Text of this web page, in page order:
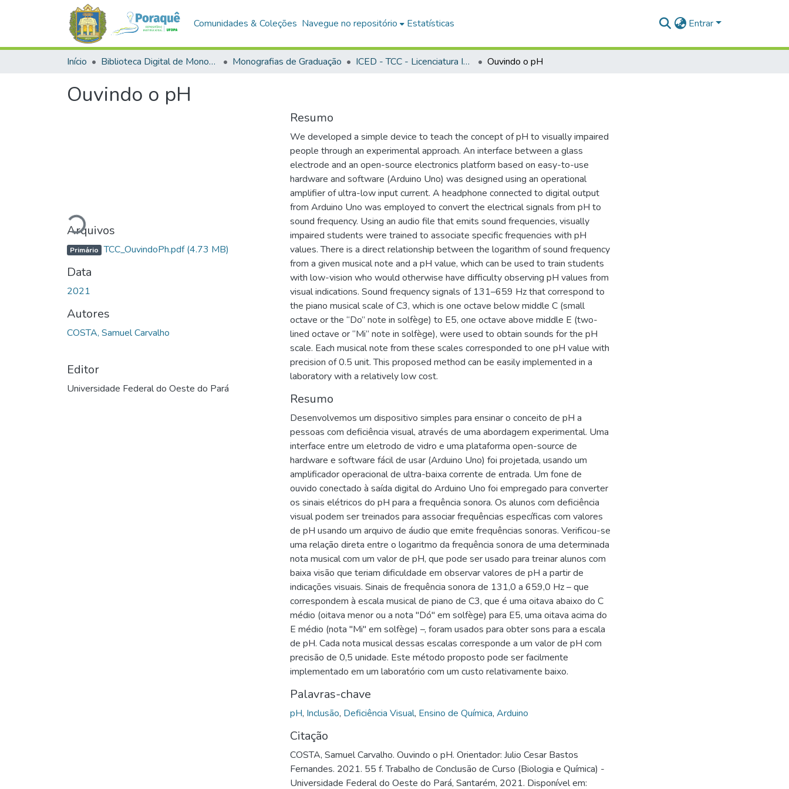
Comunidades & Coleções Navegue no repositório Estatísticas Entrar
Início Biblioteca Digital de Monografias (BDM) Monografias de Graduação ICED - TCC - Licenciatura Integrada - Biologia e Química Ouvindo o pH
Ouvindo o pH
Carregando...
Arquivos
Primário TCC_OuvindoPh.pdf(4.73 MB)
Data
2021
Autores
COSTA, Samuel Carvalho
Editor
Universidade Federal do Oeste do Pará
Resumo
We developed a simple device to teach the concept of pH to visually impaired
people through an experimental approach. An interface between a glass
electrode and an open-source electronics platform based on easy-to-use
hardware and software (Arduino Uno) was designed using an operational
amplifier of ultra-low input current. A headphone connected to digital output
from Arduino Uno was employed to convert the electrical signals from pH to
sound frequency. Using an audio file that emits sound frequencies, visually
impaired students were trained to associate specific frequencies with pH
values. There is a direct relationship between the logarithm of sound frequency
from a given musical note and a pH value, which can be used to train students
with low-vision who would otherwise have difficulty observing pH values from
visual indications. Sound frequency signals of 131–659 Hz that correspond to
the piano musical scale of C3, which is one octave below middle C (small
octave or the “Do” note in solfège) to E5, one octave above middle E (two-
lined octave or “Mi” note in solfège), were used to obtain sounds for the pH
scale. Each musical note from these scales corresponded to one pH value with
precision of 0.5 unit. This proposed method can be easily implemented in a
laboratory with a relatively low cost.
Resumo
Desenvolvemos um dispositivo simples para ensinar o conceito de pH a
pessoas com deficiência visual, através de uma abordagem experimental. Uma
interface entre um eletrodo de vidro e uma plataforma open-source de
hardware e software fácil de usar (Arduino Uno) foi projetada, usando um
amplificador operacional de ultra-baixa corrente de entrada. Um fone de
ouvido conectado à saída digital do Arduino Uno foi empregado para converter
os sinais elétricos do pH para a frequência sonora. Os alunos com deficiência
visual podem ser treinados para associar frequências específicas com valores
de pH usando um arquivo de áudio que emite frequências sonoras. Verificou-se
uma relação direta entre o logaritmo da frequência sonora de uma determinada
nota musical com um valor de pH, que pode ser usado para treinar alunos com
baixa visão que teriam dificuldade em observar valores de pH a partir de
indicações visuais. Sinais de frequência sonora de 131,0 a 659,0 Hz – que
correspondem à escala musical de piano de C3, que é uma oitava abaixo do C
médio (oitava menor ou a nota "Dó" em solfège) para E5, uma oitava acima do
E médio (nota "Mi" em solfège) –, foram usados para obter sons para a escala
de pH. Cada nota musical dessas escalas corresponde a um valor de pH com
precisão de 0,5 unidade. Este método proposto pode ser facilmente
implementado em um laboratório com um custo relativamente baixo.
Palavras-chave
pH, Inclusão, Deficiência Visual, Ensino de Química, Arduino
Citação
COSTA, Samuel Carvalho. Ouvindo o pH. Orientador: Julio Cesar Bastos
Fernandes. 2021. 55 f. Trabalho de Conclusão de Curso (Biologia e Química) -
Universidade Federal do Oeste do Pará, Santarém, 2021. Disponível em: